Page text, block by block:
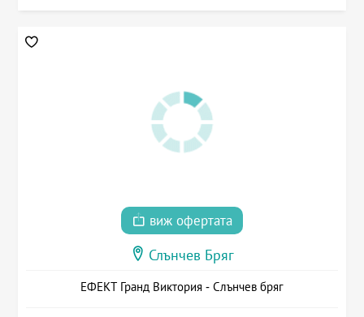
виж офертата
Слънчев Бряг
ЕФЕКТ Гранд Виктория - Слънчев бряг